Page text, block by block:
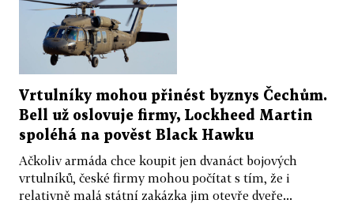
Vrtulníky mohou přinést byznys Čechům.
Bell už oslovuje firmy, Lockheed Martin
spoléhá na pověst Black Hawku
Ačkoliv armáda chce koupit jen dvanáct bojových
vrtulníků, české firmy mohou počítat s tím, že i
relativně malá státní zakázka jim otevře dveře...